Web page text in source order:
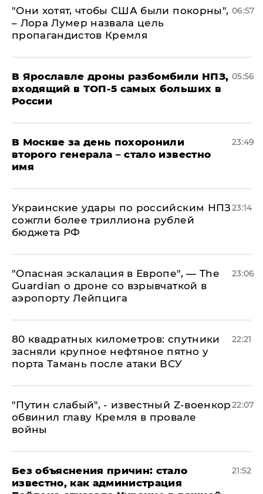
"Они хотят, чтобы США были покорны",
– Лора Лумер назвала цель
пропагандистов Кремля
06:57
В Ярославле дроны разбомбили НПЗ,
входящий в ТОП-5 самых больших в
России
05:56
В Москве за день похоронили
второго генерала – стало известно
имя
23:49
Украинские удары по российским НПЗ
сожгли более триллиона рублей
бюджета РФ
23:14
"Опасная эскалация в Европе", — The
Guardian о дроне со взрывчаткой в
аэропорту Лейпцига
23:06
80 квадратных километров: спутники
засняли крупное нефтяное пятно у
порта Тамань после атаки ВСУ
22:21
​"Путин слабый", - известный Z-военкор
обвинил главу Кремля в провале
войны
22:07
Без объяснения причин: стало
известно, как администрация
21:52